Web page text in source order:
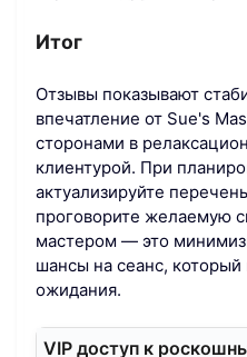
Итог
Отзывы показывают
впечатление от Sue's
сторонами в
клиентурой. При
актуализируйте
проговорите желаемую
мастером — это
шансы на сеанс,
ожидания.
VIP доступ к